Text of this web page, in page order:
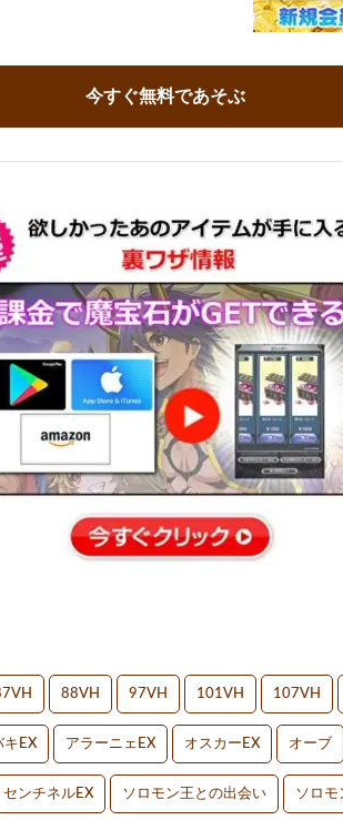
今すぐ無料であそぶ
88VH 97VH 101VH 107VH
キEX アラーニェEX オスカーEX オーブ
センチネルEX ソロモン王との出会い ソロモ